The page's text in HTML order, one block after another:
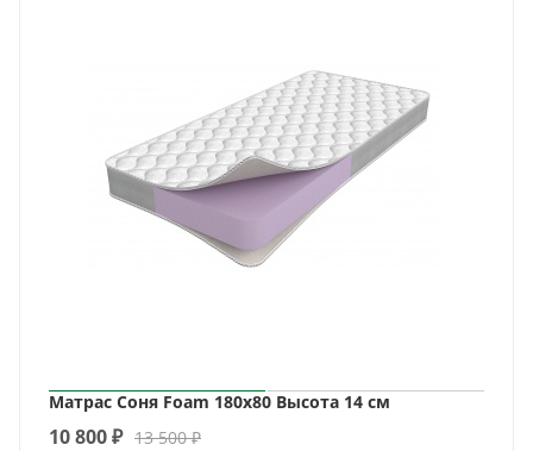
Матрас Соня Foam 180х80 Высота 14 см
10 800₽ 13 500₽